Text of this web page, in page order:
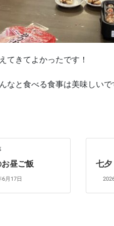
てきてよかったです！
なと食べる食事は美味しいで
昼ご飯
6月17日
七夕